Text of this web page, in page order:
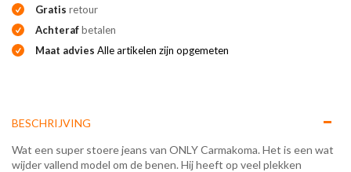
Gratis retour
Achterafbetalen
Maat advies Alle artikelen zijn opgemeten
BESCHRIJVING
Wat een super stoere jeans van ONLY Carmakoma. Het is een wat
wijder vallend model om de benen. Hij heeft op veel plekken